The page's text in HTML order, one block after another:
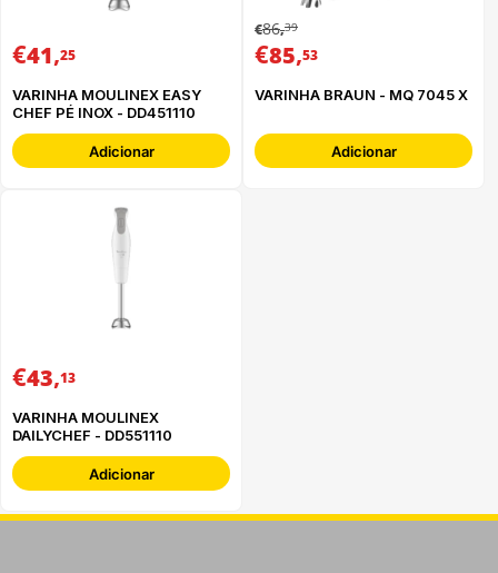
€41,25
VARINHA MOULINEX EASY
CHEF PÉ INOX - DD451110
Adicionar
€86,39
€85,53
VARINHA BRAUN - MQ 7045 X
Adicionar
€43,13
VARINHA MOULINEX
DAILYCHEF - DD551110
Adicionar